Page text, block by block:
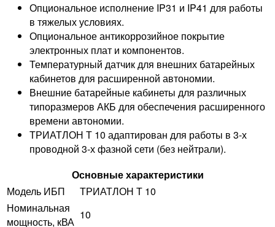
Опциональное исполнение IP31 и IP41 для работы
в тяжелых условиях.
Опциональное антикоррозийное покрытие
электронных плат и компонентов.
Температурный датчик для внешних батарейных
кабинетов для расширенной автономии.
Внешние батарейные кабинеты для различных
типоразмеров АКБ для обеспечения расширенного
времени автономии.
ТРИАТЛОН Т 10 адаптирован для работы в 3-х
проводной 3-х фазной сети (без нейтрали).
Основные характеристики
Модель ИБП
ТРИАТЛОН Т 10
Номинальная
мощность, кВА
10